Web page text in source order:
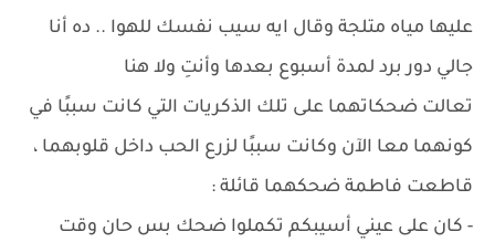
عليها مياه متلجة وقال ايه سيب نفسك للهوا .. ده أنا
جالي دور برد لمدة أسبوع بعدها وأنتِ ولا هنا
تعالت ضحكاتهما على تلك الذكريات التي كانت سببًا في
كونهما معا الآن وكانت سببًا لزرع الحب داخل قلوبهما ،
قاطعت فاطمة ضحكهما قائلة :
- كان على عيني أسيبكم تكملوا ضحك بس حان وقت